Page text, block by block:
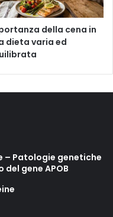
della cena in
dieta varia ed
– Patologie genetiche
gene APOB